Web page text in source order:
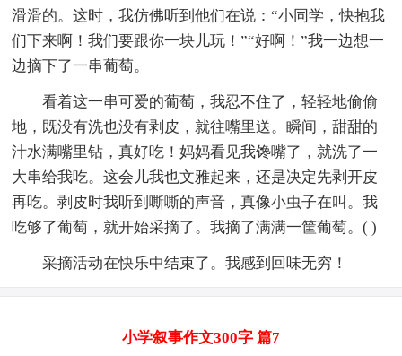
滑滑的。这时，我仿佛听到他们在说：“小同学，快抱我
们下来啊！我们要跟你一块儿玩！”“好啊！”我一边想一
边摘下了一串葡萄。
看着这一串可爱的葡萄，我忍不住了，轻轻地偷偷
地，既没有洗也没有剥皮，就往嘴里送。瞬间，甜甜的
汁水满嘴里钻，真好吃！妈妈看见我馋嘴了，就洗了一
大串给我吃。这会儿我也文雅起来，还是决定先剥开皮
再吃。剥皮时我听到嘶嘶的声音，真像小虫子在叫。我
吃够了葡萄，就开始采摘了。我摘了满满一筐葡萄。( )
采摘活动在快乐中结束了。我感到回味无穷！
小学叙事作文300字 篇7